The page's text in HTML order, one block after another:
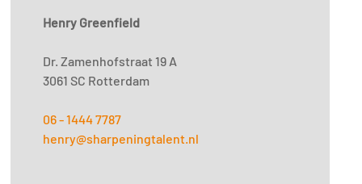
Henry Greenfield
Dr. Zamenhofstraat 19 A
3061 SC Rotterdam
06 - 1444 7787
henry@sharpeningtalent.nl